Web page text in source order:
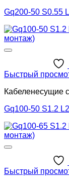
Gq200-50 S0.55
Быстрый
Кабеленесущие
Gq100-50 S1.2
Быстрый